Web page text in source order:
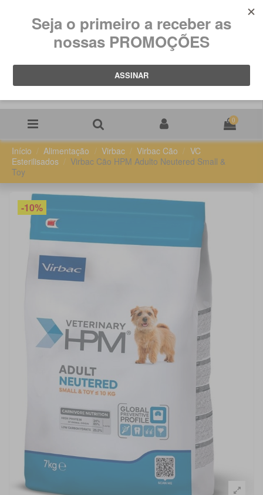
0
Início Alimentação Virbac Virbac Cão
VC
Esterilisados
Virbac Cão HPM Adulto Neutered Small &
Toy
-10%